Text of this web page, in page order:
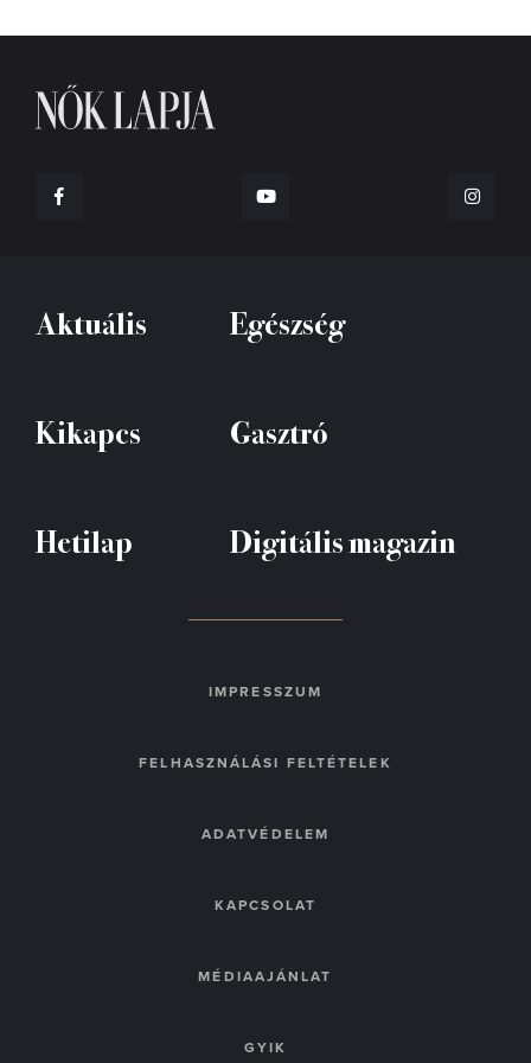
Aktuális Egészség
Kikapcs Gasztró
Hetilap Digitális magazin
IMPRESSZUM
FELHASZNÁLÁSI FELTÉTELEK
ADATVÉDELEM
KAPCSOLAT
MÉDIAAJÁNLAT
GYIK